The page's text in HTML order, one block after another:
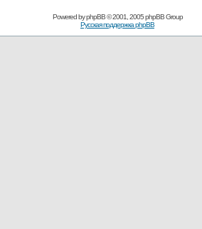
Powered byphpBB© 2001, 2005 phpBB Group
Русская поддержка phpBB